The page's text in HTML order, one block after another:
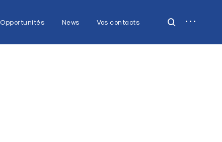
Opportunités News Vos contacts
open
open